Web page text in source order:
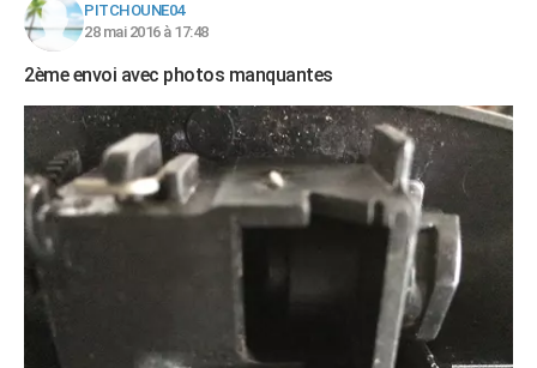
PITCHOUNE04
28 mai 2016 à 17:48
2ème envoi avec photos manquantes